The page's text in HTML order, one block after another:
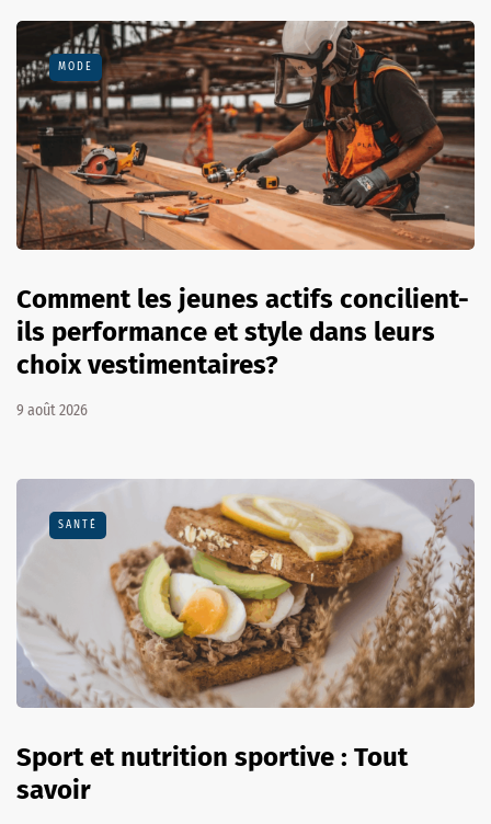
MODE
Comment les jeunes actifs concilient-
ils performance et style dans leurs
choix vestimentaires?
9 août 2026
SANTÉ
Sport et nutrition sportive : Tout
savoir